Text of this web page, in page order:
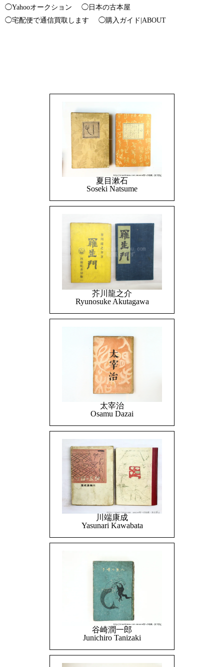
◯Yahooオークション
◯日本の古本屋
◯宅配便で通信買取します
◯購入ガイド|ABOUT
夏目漱石
Soseki Natsume
芥川龍之介
Ryunosuke Akutagawa
太宰治
Osamu Dazai
川端康成
Yasunari Kawabata
谷崎潤一郎
Junichiro Tanizaki